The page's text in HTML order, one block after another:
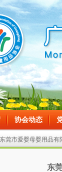
协会动态
莞市爱婴母婴用品有
东